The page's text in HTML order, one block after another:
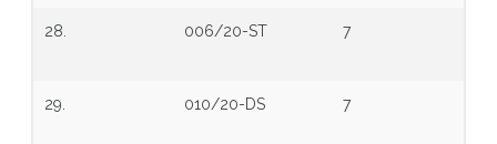
28. 006/20-ST 7
29. 010/20-DS 7